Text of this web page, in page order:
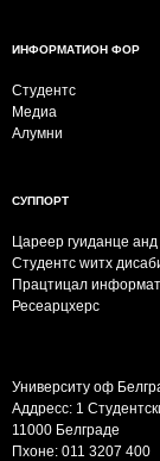
ИНФОРМАТИОН ФОР
Студентс
Медиа
Алумни
СУППОРТ
Цареер гуиданце анд
Студентс wитх
Працтицал
Ресеарцхерс
Университy оф
Аддресс: 1
11000 Белграде
Пхоне: 011 3207 400